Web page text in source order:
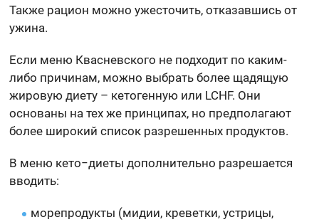
Также рацион можно ужесточить, отказавшись от
ужина.
Если меню Квасневского не подходит по каким-
либо причинам, можно выбрать более щадящую
жировую диету – кетогенную или LCHF. Они
основаны на тех же принципах, но предполагают
более широкий список разрешенных продуктов.
В меню кето−диеты дополнительно разрешается
вводить:
морепродукты (мидии, креветки, устрицы,